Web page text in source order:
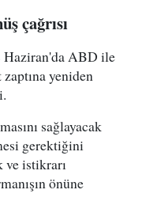
çağrısı
Haziran'da ABD ile
yeniden
sağlayacak
gerektiğini
istikrarı
önüne